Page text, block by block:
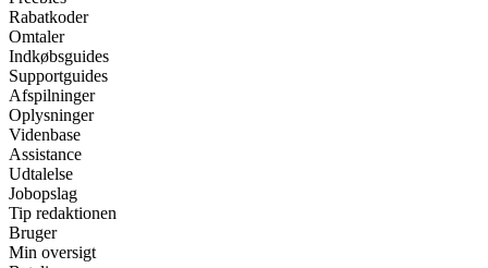
Rabatkoder
Omtaler
Indkøbsguides
Supportguides
Afspilninger
Oplysninger
Videnbase
Assistance
Udtalelse
Jobopslag
Tip redaktionen
Bruger
Min oversigt